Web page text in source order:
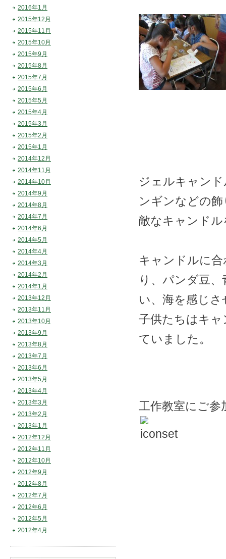
ジェルキャン
ンギンなどの
敵なキャンド
キャンドルに
り、パンダ豆
い、海を感じ
子供たちはキ
ていました。
工作教室にご
2016年1月
2015年12月
2015年11月
2015年10月
2015年9月
2015年8月
2015年7月
2015年6月
2015年5月
2015年4月
2015年3月
2015年2月
2015年1月
2014年12月
2014年11月
2014年10月
2014年9月
2014年8月
2014年7月
2014年6月
2014年5月
2014年4月
2014年3月
2014年2月
2014年1月
2013年12月
2013年11月
2013年10月
2013年9月
2013年8月
2013年7月
2013年6月
2013年5月
2013年4月
2013年3月
2013年2月
2013年1月
2012年12月
2012年11月
2012年10月
2012年9月
2012年8月
2012年7月
2012年6月
2012年5月
2012年4月